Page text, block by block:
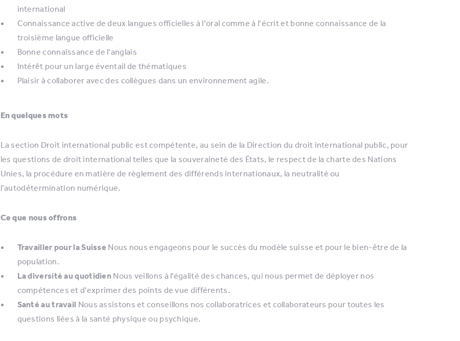
international
Connaissance active de deux langues officielles à l’oral comme à l’écrit et bonne connaissance de la
troisième langue officielle
Bonne connaissance de l’anglais
Intérêt pour un large éventail de thématiques
Plaisir à collaborer avec des collègues dans un environnement agile.
En quelques mots
La section Droit international public est compétente, au sein de la Direction du droit international public, pour
les questions de droit international telles que la souveraineté des États, le respect de la charte des Nations
Unies, la procédure en matière de règlement des différends internationaux, la neutralité ou
l’autodétermination numérique.
Ce que nous offrons
Travailler pour la Suisse Nous nous engageons pour le succès du modèle suisse et pour le bien-être de la
population.
La diversité au quotidien Nous veillons à l'égalité des chances, qui nous permet de déployer nos
compétences et d'exprimer des points de vue différents.
Santé au travail Nous assistons et conseillons nos collaboratrices et collaborateurs pour toutes les
questions liées à la santé physique ou psychique.